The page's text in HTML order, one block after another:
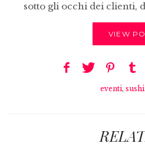
sotto gli occhi dei clienti,
VIEW
eventi,